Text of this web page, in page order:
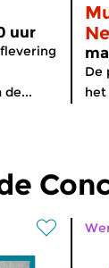
uur
de...
De